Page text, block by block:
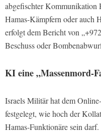
abgefischter Kommunikation
Hamas-Kämpfern oder auch
erfolgt dem Bericht von
Beschuss oder
KI eine „Massenmord-
Israels Militär hat dem
festgelegt, wie hoch der
Hamas-Funktionäre sein